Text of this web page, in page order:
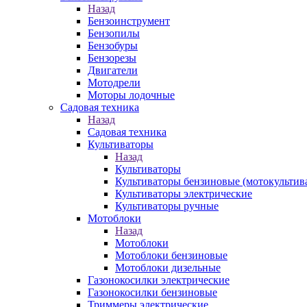
Назад
Бензоинструмент
Бензопилы
Бензобуры
Бензорезы
Двигатели
Мотодрели
Моторы лодочные
Садовая техника
Назад
Садовая техника
Культиваторы
Назад
Культиваторы
Культиваторы бензиновые
Культиваторы электрические
Культиваторы ручные
Мотоблоки
Назад
Мотоблоки
Мотоблоки бензиновые
Мотоблоки дизельные
Газонокосилки электрические
Газонокосилки бензиновые
Триммеры электрические